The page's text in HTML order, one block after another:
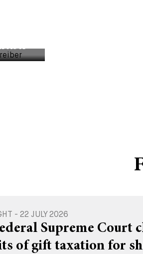
- 22 JULY 2026
Supreme Court
of gift taxation for